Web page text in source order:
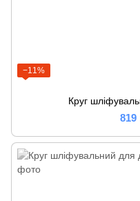
−11%
Круг
819